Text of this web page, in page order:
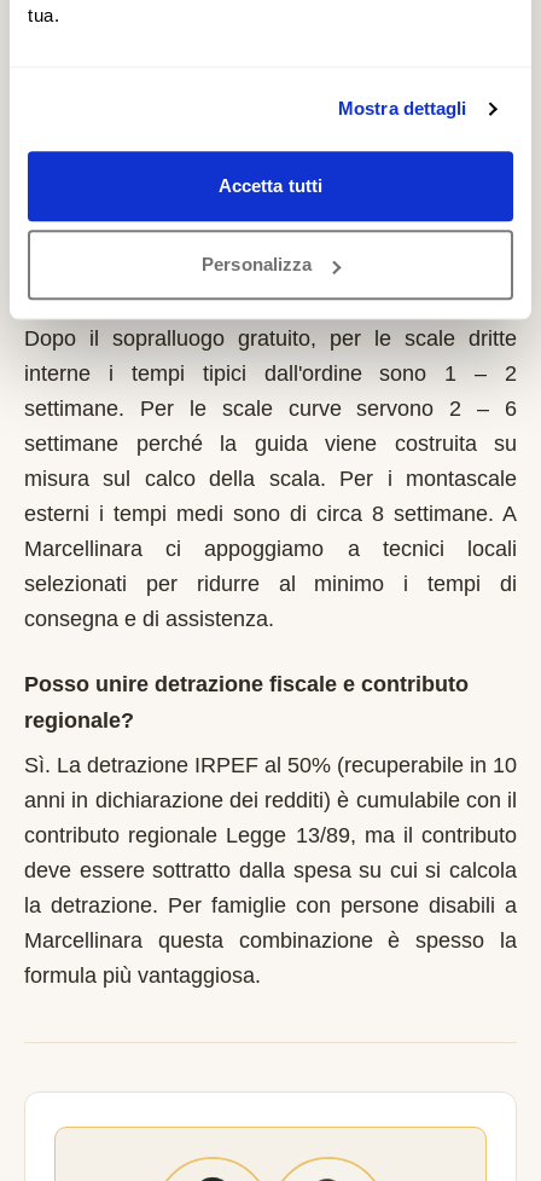
tua.
Mostra dettagli
Accetta tutti
Personalizza
contributo a fondo perduto che si richiede solo
Possono fare domanda i residenti a Marcellinara
con limitazioni motorie documentate, proprietari o
affittuari dell'immobile.
Quanto tempo serve per installare un
montascale a Marcellinara?
Dopo il sopralluogo gratuito, per le scale dritte
interne i tempi tipici dall'ordine sono 1 – 2
settimane. Per le scale curve servono 2 – 6
settimane perché la guida viene costruita su
misura sul calco della scala. Per i montascale
esterni i tempi medi sono di circa 8 settimane. A
Marcellinara ci appoggiamo a tecnici locali
selezionati per ridurre al minimo i tempi di
consegna e di assistenza.
Posso unire detrazione fiscale e contributo
regionale?
Sì. La detrazione IRPEF al 50% (recuperabile in 10
anni in dichiarazione dei redditi) è cumulabile con il
contributo regionale Legge 13/89, ma il contributo
deve essere sottratto dalla spesa su cui si calcola
la detrazione. Per famiglie con persone disabili a
Marcellinara questa combinazione è spesso la
formula più vantaggiosa.